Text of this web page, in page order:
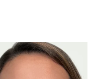
Entrega prevista10/8/26
Entrega prevista9/8/26